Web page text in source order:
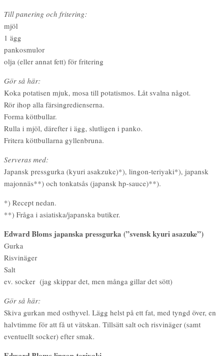
Till panering och fritering:
mjöl
1 ägg
pankosmulor
olja (eller annat fett) för fritering
Gör så här:
Koka potatisen mjuk, mosa till potatismos. Låt svalna något.
Rör ihop alla färsingredienserna.
Forma köttbullar.
Rulla i mjöl, därefter i ägg, slutligen i panko.
Fritera köttbullarna gyllenbruna.
Serveras med:
Japansk pressgurka (kyuri asakzuke)*), lingon-teriyaki*), japansk
majonnäs**) och tonkatsås (japansk hp-sauce)**).
*) Recept nedan.
**) Fråga i asiatiska/japanska butiker.
Edward Bloms japanska pressgurka (”svensk kyuri asazuke”)
Gurka
Risvinäger
Salt
ev. socker (jag skippar det, men många gillar det sött)
Gör så här:
Skiva gurkan med osthyvel. Lägg helst på ett fat, med tyngd över, en
halvtimme för att få ut vätskan. Tillsätt salt och risvinäger (samt
eventuellt socker) efter smak.